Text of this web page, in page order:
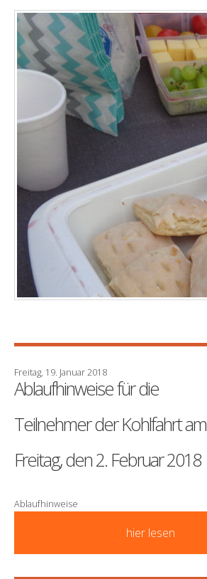
Freitag, 19. Januar 2018
Ablaufhinweise für die
Teilnehmer der Kohlfahrt am
Freitag, den 2. Februar 2018
Ablaufhinweise
hier lesen